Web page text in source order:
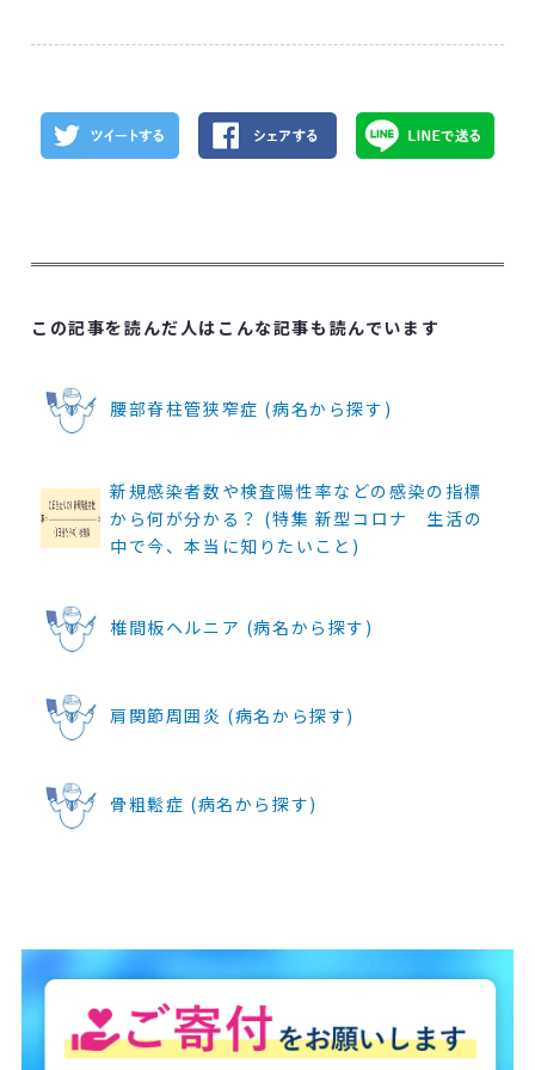
この記事を読んだ人はこんな記事も読んでいます
腰部脊柱管狭窄症 (病名から探す)
新規感染者数や検査陽性率などの感染の指標
から何が分かる？ (特集 新型コロナ 生活の
中で今、本当に知りたいこと)
椎間板ヘルニア (病名から探す)
肩関節周囲炎 (病名から探す)
骨粗鬆症 (病名から探す)